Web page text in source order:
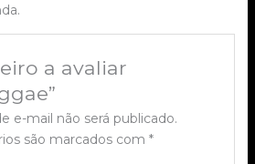
a avaliar
e-mail não será publicado.
são marcados com *